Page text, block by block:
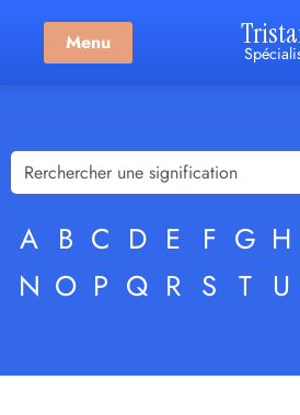
Menu
A B C D E F G H
N O P Q R S T U